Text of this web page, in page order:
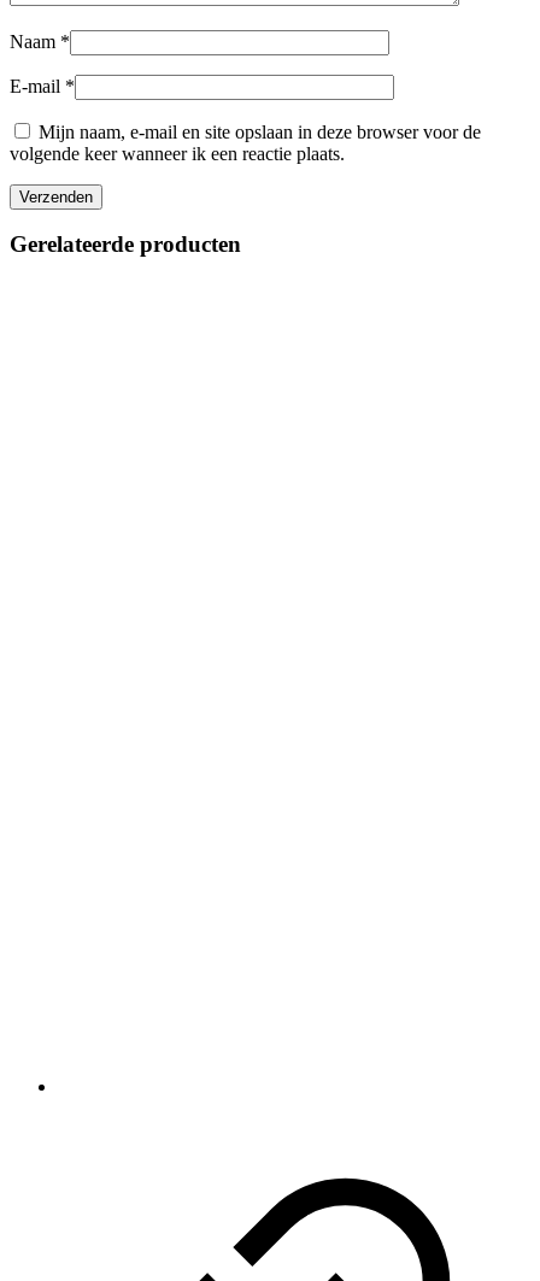
Naam *
E-mail *
Mijn naam, e-mail en site opslaan in deze browser voor de
volgende keer wanneer ik een reactie plaats.
Gerelateerde producten